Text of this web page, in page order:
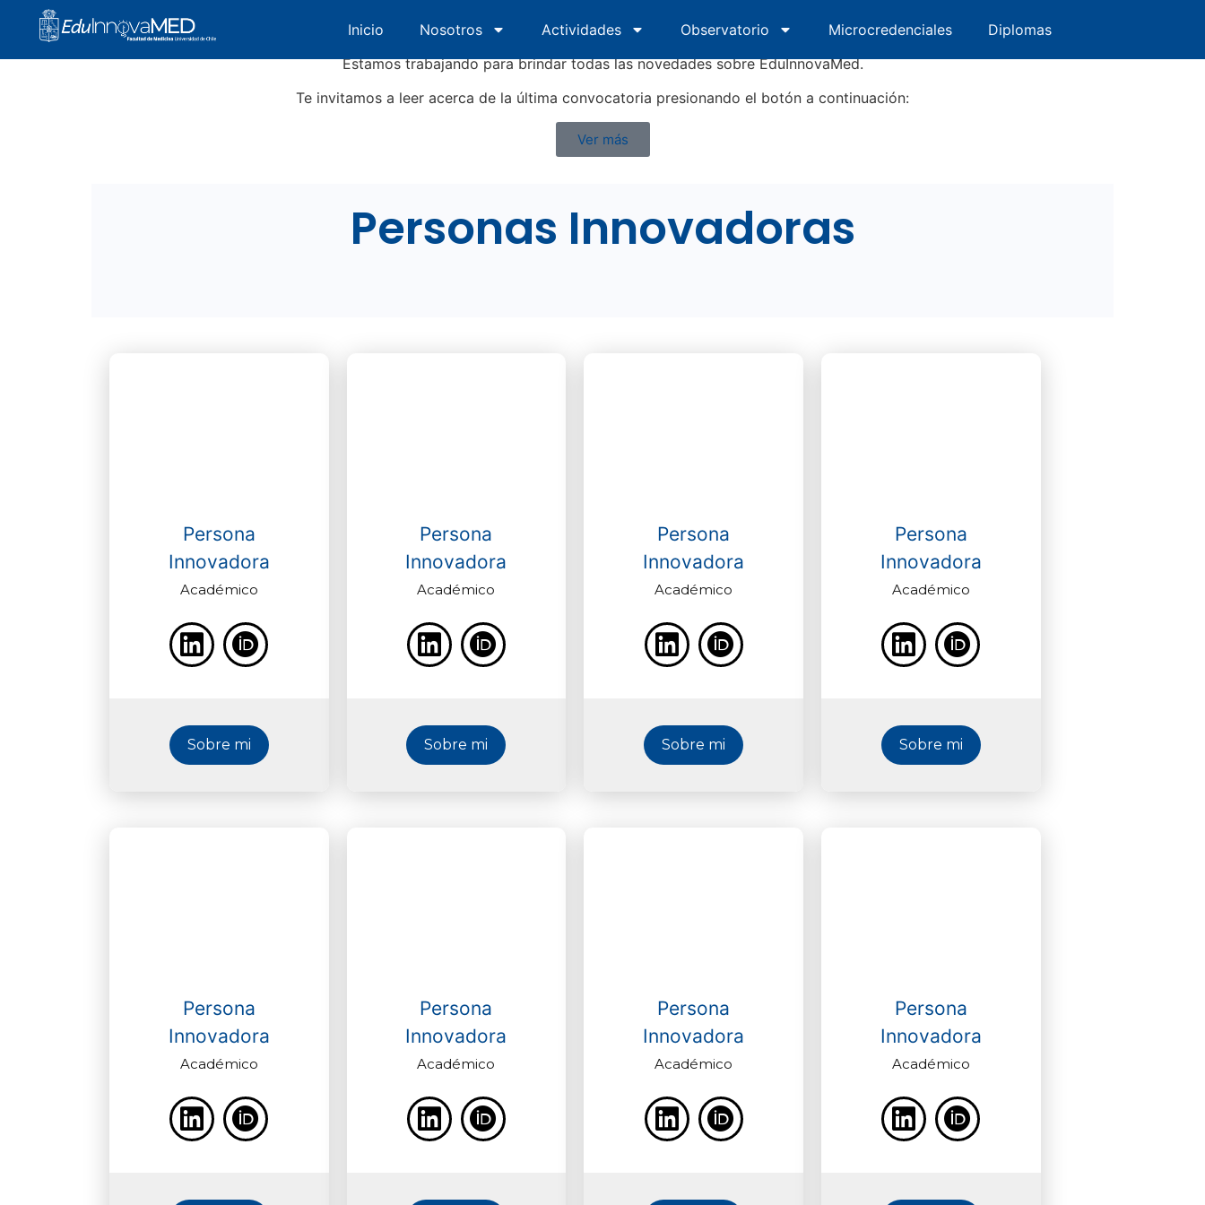
Inicio Nosotros Actividades Observatorio Microcredenciales
Inicio Nosotros Actividades Observatorio Microcredenciales Diplomas
En construcción
Estamos trabajando para brindar todas las novedades sobre EduInnovaMed.
Te invitamos a leer acerca de la última convocatoria presionando el botón a continuación:
Ver más
Personas Innovadoras
Persona
Innovadora
Académico
Sobre mi
Persona
Innovadora
Académico
Sobre mi
Persona
Innovadora
Académico
Sobre mi
Persona
Innovadora
Académico
Sobre mi
Persona
Innovadora
Académico
Persona
Innovadora
Académico
Persona
Innovadora
Académico
Persona
Innovadora
Académico